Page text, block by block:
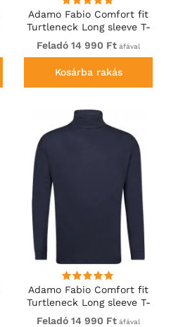
Adamo Fabio Comfort fit
Turtleneck Long sleeve T-
shirt Grey
Feladó 14 990 Ft áfával
Kosárba rakás
Adamo Fabio Comfort fit
Turtleneck Long sleeve T-
shirt Navy
Feladó 14 990 Ft áfával